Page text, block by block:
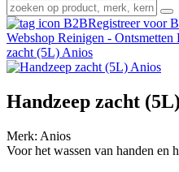
Registreer voor
Webshop Reinigen - Ontsmetten
zacht (5L) Anios
Handzeep zacht
Merk: Anios
Voor het wassen van handen en